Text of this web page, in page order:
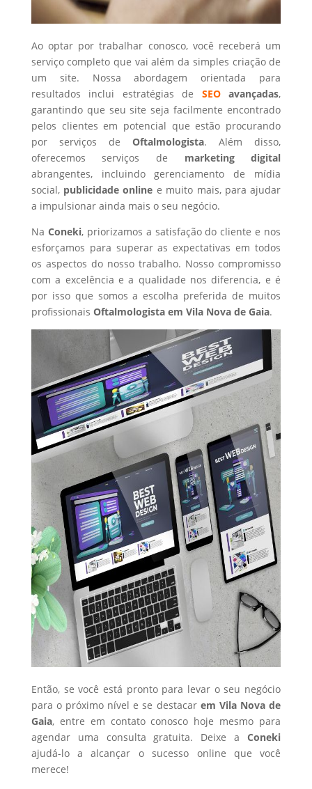
Ao optar por trabalhar conosco, você receberá um
serviço completo que vai além da simples criação de
um site. Nossa abordagem orientada para
resultados inclui estratégias de SEOavançadas,
garantindo que seu site seja facilmente encontrado
pelos clientes em potencial que estão procurando
por serviços deOftalmologista. Além disso,
oferecemos serviços de marketing digital
abrangentes, incluindo gerenciamento de mídia
social, publicidade online e muito mais, para ajudar
a impulsionar ainda mais o seu negócio.
Na Coneki, priorizamos a satisfação do cliente e nos
esforçamos para superar as expectativas em todos
os aspectos do nosso trabalho. Nosso compromisso
com a excelência e a qualidade nos diferencia, e é
por isso que somos a escolha preferida de muitos
profissionais Oftalmologistaem Vila Nova de Gaia.
Então, se você está pronto para levar o seu negócio
para o próximo nível e se destacar em Vila Nova de
Gaia, entre em contato conosco hoje mesmo para
agendar uma consulta gratuita. Deixe aConeki
ajudá-lo a alcançar o sucesso online que você
merece!